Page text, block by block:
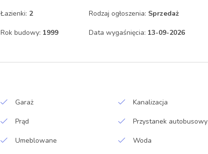
Łazienki: 2
Rok budowy: 1999
Rodzaj ogłoszenia: Sprzedaż
Data wygaśnięcia: 13-09-2026
Garaż Kanalizacja
Prąd Przystanek autobusowy
Umeblowane Woda